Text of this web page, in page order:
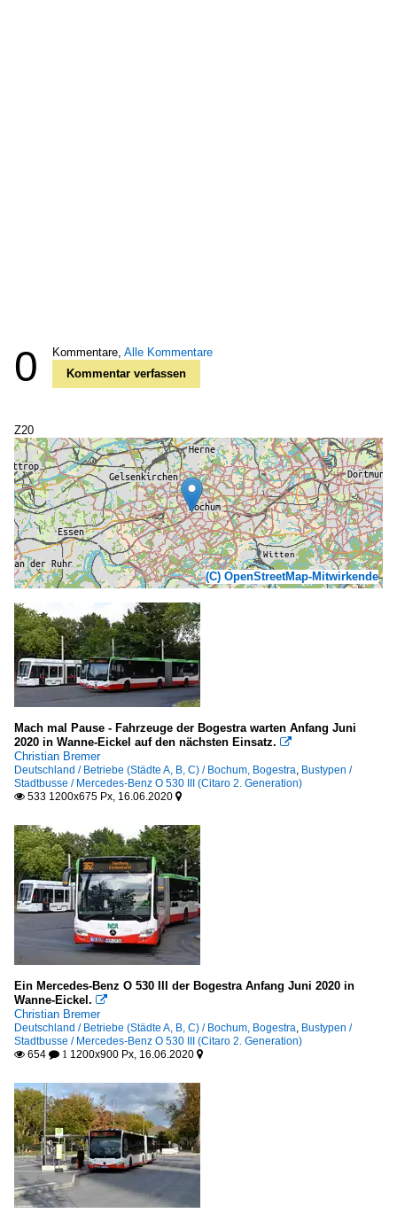
0 Kommentare, Alle Kommentare
Kommentar verfassen
Z20
(C) OpenStreetMap-Mitwirkende
Mach mal Pause - Fahrzeuge der Bogestra warten Anfang Juni
2020 in Wanne-Eickel auf den nächsten Einsatz. 
Christian Bremer
Deutschland / Betriebe (Städte A, B, C) / Bochum, Bogestra, Bustypen /
Stadtbusse / Mercedes-Benz O 530 III (Citaro 2. Generation)
 533 1200x675 Px, 16.06.2020 
Ein Mercedes-Benz O 530 III der Bogestra Anfang Juni 2020 in
Wanne-Eickel. 
Christian Bremer
Deutschland / Betriebe (Städte A, B, C) / Bochum, Bogestra, Bustypen /
Stadtbusse / Mercedes-Benz O 530 III (Citaro 2. Generation)
 654  1 1200x900 Px, 16.06.2020 